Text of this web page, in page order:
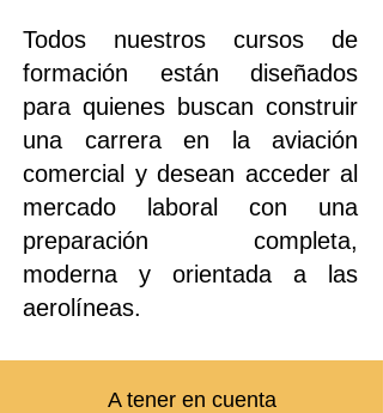
Todos nuestros cursos de
formación están diseñados
para quienes buscan construir
una carrera en la aviación
comercial y desean acceder al
mercado laboral con una
preparación completa,
moderna y orientada a las
aerolíneas.
A tener en cuenta